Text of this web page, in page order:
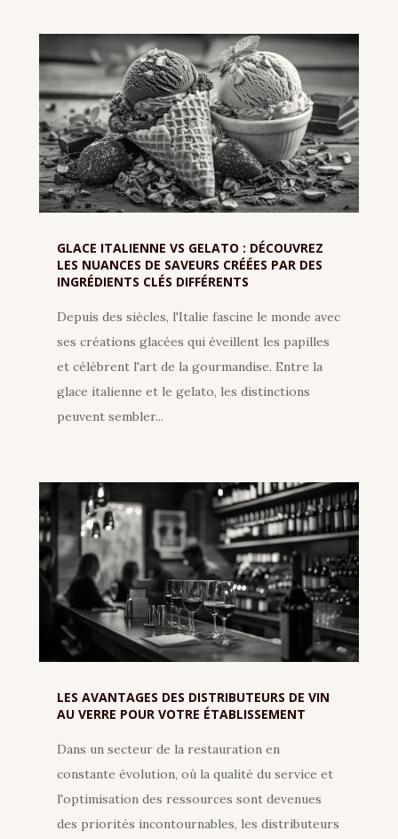
GLACE ITALIENNE VS GELATO : DÉCOUVREZ
LES NUANCES DE SAVEURS CRÉÉES PAR DES
INGRÉDIENTS CLÉS DIFFÉRENTS
Depuis des siècles, l'Italie fascine le monde avec
ses créations glacées qui éveillent les papilles
et célèbrent l'art de la gourmandise. Entre la
glace italienne et le gelato, les distinctions
peuvent sembler...
LES AVANTAGES DES DISTRIBUTEURS DE VIN
AU VERRE POUR VOTRE ÉTABLISSEMENT
Dans un secteur de la restauration en
constante évolution, où la qualité du service et
l'optimisation des ressources sont devenues
des priorités incontournables, les distributeurs